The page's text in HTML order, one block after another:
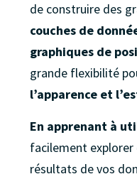
de construire des
couches de
graphiques de
grande flexibilité
l’apparence et
En apprenant à
facilement
résultats de vos